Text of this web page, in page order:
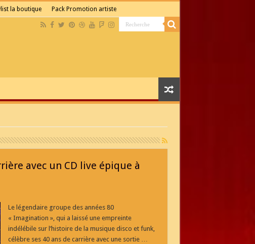
la boutique Pack Promotion artiste
avec un CD live épique à
Le légendaire groupe des années 80
« Imagination », qui a laissé une empreinte
indélébile sur l’histoire de la musique disco et funk,
célèbre ses 40 ans de carrière avec une sortie …